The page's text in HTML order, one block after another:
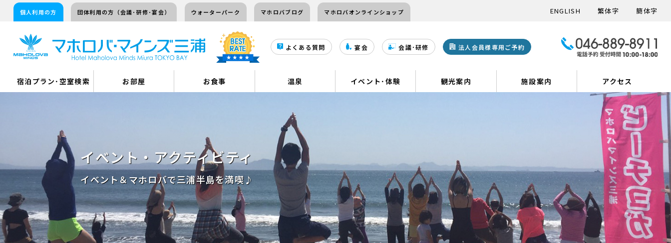
個人利用の方 団体利用の方（会議･研修･宴会） ウォーターパーク マホロバブログ マホロバオンラインショップ ENGLISH 繁体字 簡体字
よくある質問 宴会 会議･研修 法人会員様専用ご予約
宿泊プラン･空室検索 お部屋 お食事 温泉 イベント･体験 観光案内 施設案内 アクセス
イベント・アクティビティ
イベント＆マホロバで三浦半島を満喫♪